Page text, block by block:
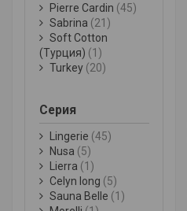
Pierre Cardin (45)
Sabrina (21)
Soft Cotton
(Турция) (1)
Turkey (20)
Серия
Lingerie (45)
Nusa (5)
Lierra (1)
Celyn long (5)
Sauna Belle (1)